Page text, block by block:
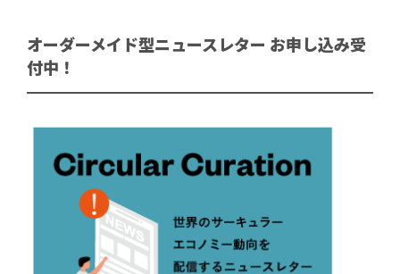
オーダーメイド型ニュースレター お申し込み受
付中！